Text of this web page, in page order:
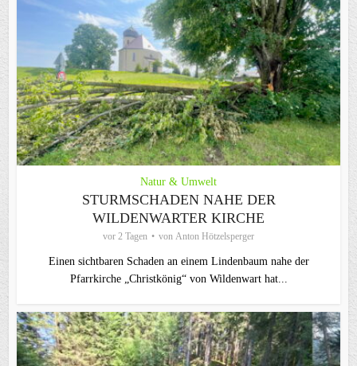
Natur & Umwelt
STURMSCHADEN NAHE DER
WILDENWARTER KIRCHE
vor 2 Tagen von Anton Hötzelsperger
Einen sichtbaren Schaden an einem Lindenbaum nahe der
Pfarrkirche „Christkönig“ von Wildenwart hat...